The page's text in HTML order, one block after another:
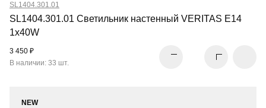
SL1404.301.01
SL1404.301.01 Светильник настенный VERITAS E14
1х40W
3 450 ₽
В наличии: 33 шт.
NEW